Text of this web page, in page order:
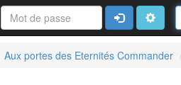
ConnexionAvancé
Aux portes des Eternités Commander